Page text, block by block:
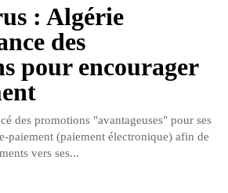
: Algérie
des
pour encourager
des promotions "avantageuses" pour ses
paiement (paiement électronique) afin de
vers ses...